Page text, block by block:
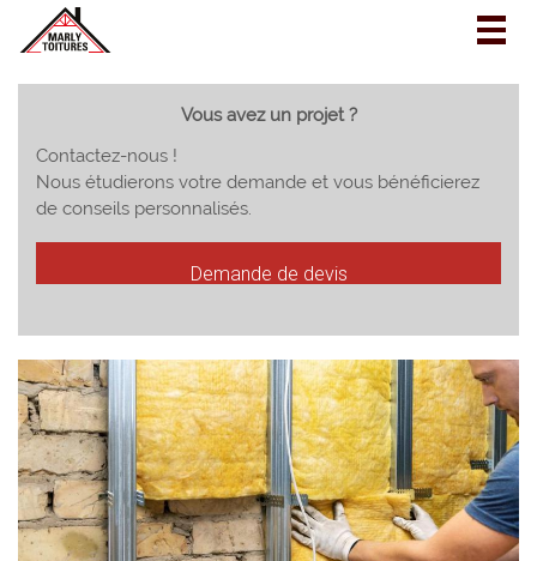
Vous avez un projet ?
Contactez-nous !
Nous étudierons votre demande et vous bénéficierez
de conseils personnalisés.
Demande de devis